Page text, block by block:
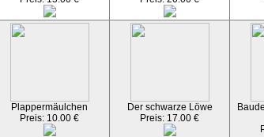
Plappermäulchen
Preis: 10.00 €
Der schwarze Löwe
Preis: 17.00 €